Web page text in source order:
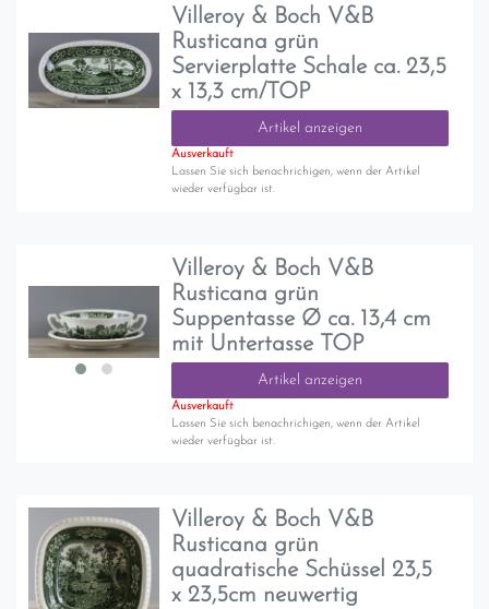
Villeroy & Boch V&B
Rusticana grün
Servierplatte Schale ca. 23,5
x 13,3 cm/TOP
Artikel anzeigen
Ausverkauft
Lassen Sie sich benachrichigen, wenn der Artikel
wieder verfügbar ist.
Villeroy & Boch V&B
Rusticana grün
Suppentasse Ø ca. 13,4 cm
mit Untertasse TOP
Artikel anzeigen
Ausverkauft
Lassen Sie sich benachrichigen, wenn der Artikel
wieder verfügbar ist.
Villeroy & Boch V&B
Rusticana grün
quadratische Schüssel 23,5
x 23,5cm neuwertig